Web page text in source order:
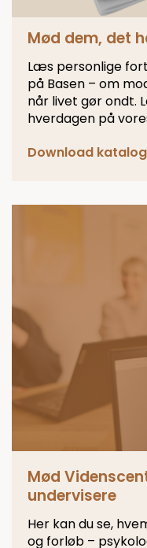
Mød dem, det
Læs personlige
på Basen – om
når livet gør ondt.
hverdagen på
Download katalog
Mød
undervisere
Her kan du se,
og forløb –